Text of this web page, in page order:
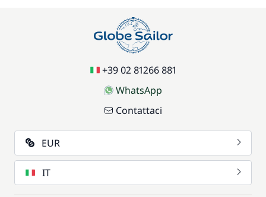
+39 02 81266 881
WhatsApp
Contattaci
EUR
IT